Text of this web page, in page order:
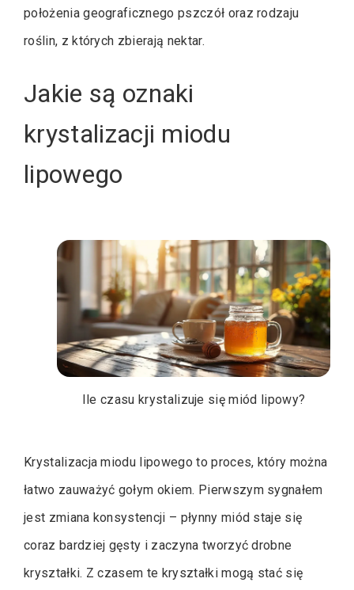
położenia geograficznego pszczół oraz rodzaju
roślin, z których zbierają nektar.
Jakie są oznaki
krystalizacji miodu
lipowego
Ile czasu krystalizuje się miód lipowy?
Krystalizacja miodu lipowego to proces, który można
łatwo zauważyć gołym okiem. Pierwszym sygnałem
jest zmiana konsystencji – płynny miód staje się
coraz bardziej gęsty i zaczyna tworzyć drobne
kryształki. Z czasem te kryształki mogą stać się